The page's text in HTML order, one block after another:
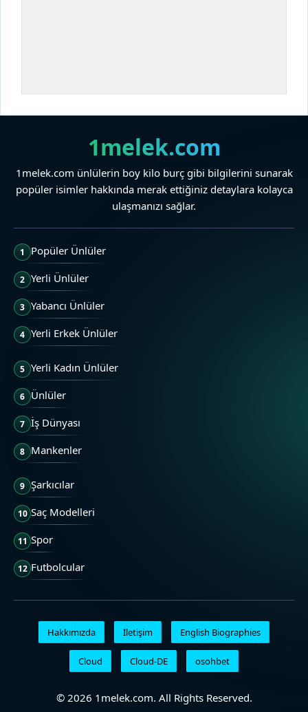
1melek.com
1melek.com ünlülerin boy kilo burç gibi bilgilerini sunarak
popüler isimler hakkında merak ettiğiniz detaylara kolayca
ulaşmanızı sağlar.
1 Popüler Ünlüler
2 Yerli Ünlüler
3 Yabancı Ünlüler
4 Yerli Erkek Ünlüler
5 Yerli Kadın Ünlüler
6 Ünlüler
7 İş Dünyası
8 Mankenler
9 Şarkıcılar
10 Saç Modelleri
11 Spor
12 Futbolcular
Hakkımızda İletişim English Biographies
Cloud Cloud-DE osohbet
© 2026 1melek.com. All Rights Reserved.